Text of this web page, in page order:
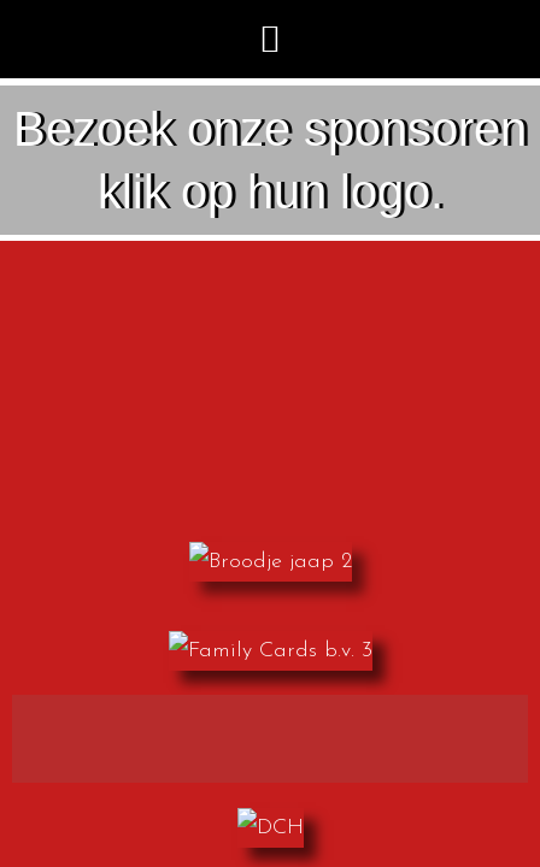
Bezoek onze sponsoren
klik op hun logo.